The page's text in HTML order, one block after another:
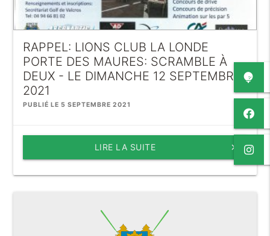
RAPPEL: LIONS CLUB LA LONDE
PORTE DES MAURES: SCRAMBLE À
DEUX - LE DIMANCHE 12 SEPTEMBRE
2021
PUBLIÉ LE 5 SEPTEMBRE 2021
keyboard_arrow_right
LIRE LA SUITE